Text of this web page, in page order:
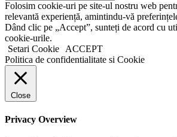
Folosim cookie-uri pe site-ul nostru web
relevantă experiență, amintindu-vă
Dând clic pe „Accept”, sunteți de acord cu
cookie-urile.
Setari Cookie
ACCEPT
Politica de confidentialitate si Cookie
Close
Privacy Overview